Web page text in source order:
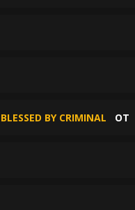
BY CRIMINAL ОТ